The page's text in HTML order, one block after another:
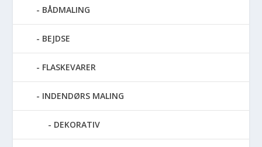
BÅDMALING
BEJDSE
FLASKEVARER
INDENDØRS MALING
DEKORATIV